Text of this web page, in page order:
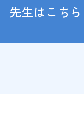
先生はこちら